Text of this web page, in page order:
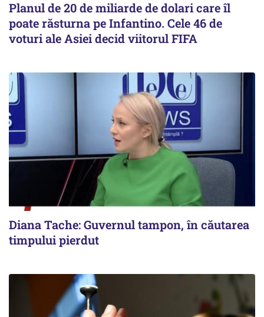
Planul de 20 de miliarde de dolari care îl
poate răsturna pe Infantino. Cele 46 de
voturi ale Asiei decid viitorul FIFA
Diana Tache: Guvernul tampon, în căutarea
timpului pierdut